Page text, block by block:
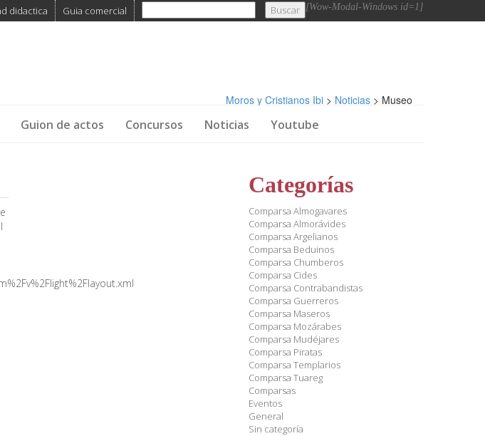
didactica Guia comercial [Wow-Modal-Windows id=1]
Moros y Cristianos Ibi > Noticias > Museo
Guion de actos Concursos Noticias Youtube
Categorías
Comparsa Almogavares
Comparsa Almorávides
Comparsa Argelianos
Comparsa Beduinos
Comparsa Chumberos
Comparsa Cides
Comparsa Contrabandistas
Comparsa Guerreros
Comparsa Maseros
Comparsa Mozárabes
Comparsa Mudéjares
Comparsa Piratas
Comparsa Templarios
Comparsa Tuareg
Comparsas
Eventos
General
Sin categoría